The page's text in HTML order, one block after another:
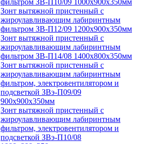
фильтром ЗВ-П10/09 1000х900х350мм
Зонт вытяжной пристенный с
жироулавливающим лабиринтным
фильтром ЗВ-П12/09 1200х900х350мм
Зонт вытяжной пристенный с
жироулавливающим лабиринтным
фильтром ЗВ-П14/08 1400х800х350мм
Зонт вытяжной пристенный с
жироулавливающим лабиринтным
фильтром, электровентилятором и
подсветкой ЗВэ-П09/09
900х900х350мм
Зонт вытяжной пристенный с
жироулавливающим лабиринтным
фильтром, электровентилятором и
подсветкой ЗВэ-П10/08